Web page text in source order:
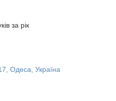
за рік
Одеса, Україна